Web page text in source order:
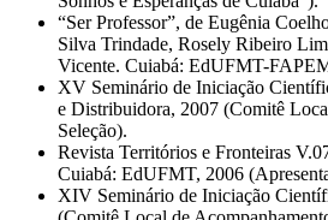
“Ser Professor”, de Eugênia
Silva Trindade, Rosely Ribeiro
Vicente. Cuiabá: EdUFMT-
XV Seminário de Iniciação
e Distribuidora, 2007 (Comitê
Seleção).
Revista Territórios e Fronteiras
Cuiabá: EdUFMT, 2006
XIV Seminário de Iniciação